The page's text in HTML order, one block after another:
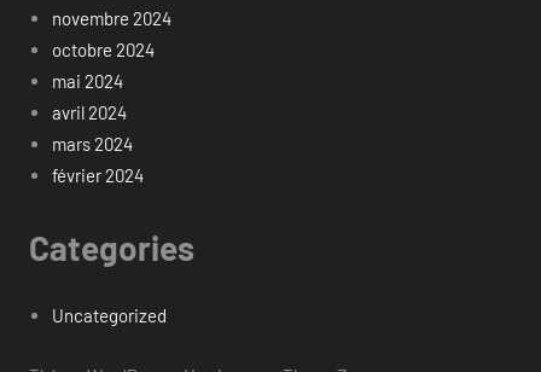
novembre 2024
octobre 2024
mai 2024
avril 2024
mars 2024
février 2024
Categories
Uncategorized